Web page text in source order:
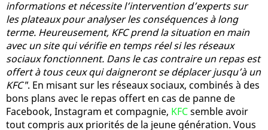
informations et nécessite l’intervention d’experts sur
les plateaux pour analyser les conséquences à long
terme. Heureusement, KFC prend la situation en main
avec un site qui vérifie en temps réel si les réseaux
sociaux fonctionnent. Dans le cas contraire un repas est
offert à tous ceux qui daigneront se déplacer jusqu’à un
KFC". En misant sur les réseaux sociaux, combinés à des
bons plans avec le repas offert en cas de panne de
Facebook, Instagram et compagnie, KFCsemble avoir
tout compris aux priorités de la jeune génération. Vous